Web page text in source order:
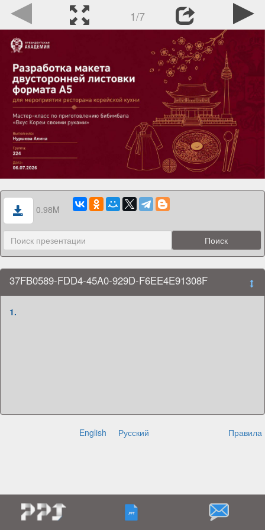
1/7
0.98M
37FB0589-FDD4-45A0-929D-F6EE4E91308F
1.
English Русский Правила